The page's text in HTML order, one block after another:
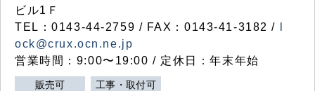
ビル1Ｆ
TEL：0143-44-2759 / FAX：0143-41-3182 /
ock@crux.ocn.ne.jp
営業時間：9:00〜19:00 / 定休日：年末年始
販売可 工事・取付可